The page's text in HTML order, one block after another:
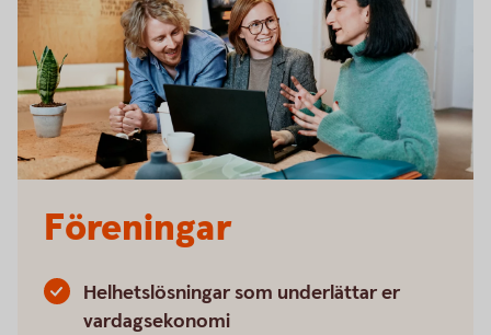
Föreningar
Helhetslösningar som underlättar er
vardagsekonomi